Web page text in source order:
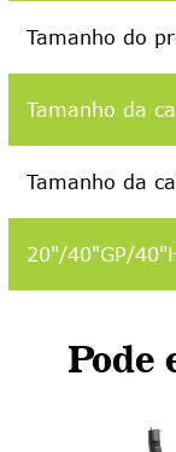
Tamanho do
Tamanho da
Tamanho da
20"/40"GP/
Pode